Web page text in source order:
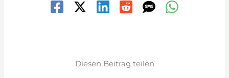
Diesen Beitrag teilen